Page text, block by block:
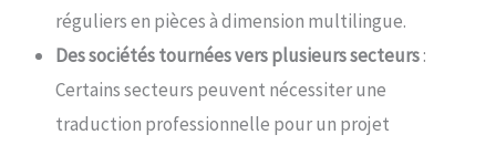
réguliers en pièces à dimension multilingue.
Des sociétés tournées vers plusieurs secteurs:
Certains secteurs peuvent nécessiter une
traduction professionnelle pour un projet